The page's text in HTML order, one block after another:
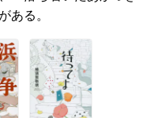
ある。